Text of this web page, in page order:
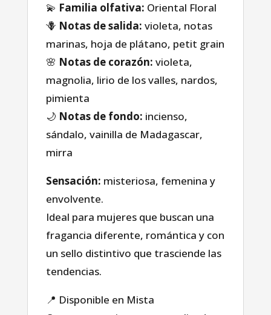
Casa
sobre nosotros
Blog
💫 Familia olfativa: Oriental Floral
🪻 Notas de salida: violeta, notas
marinas, hoja de plátano, petit grain
🌸 Notas de corazón: violeta,
magnolia, lirio de los valles, nardos,
pimienta
🌙 Notas de fondo: incienso,
sándalo, vainilla de Madagascar,
mirra
Sensación: misteriosa, femenina y
envolvente.
Ideal para mujeres que buscan una
fragancia diferente, romántica y con
un sello distintivo que trasciende las
tendencias.
📍 Disponible en Mista